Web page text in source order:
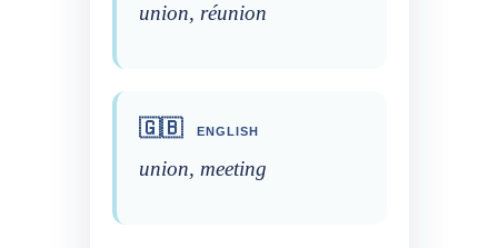
union, réunion
🇬🇧 ENGLISH
union, meeting